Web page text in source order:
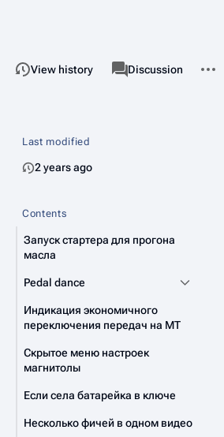
View history associated-pages
Page
Discussion
Last modified
2 years ago
Contents
Запуск стартера для прогона
масла
Pedal dance
Индикация экономичного
переключения передач на MT
Скрытое меню настроек
магнитолы
Если села батарейка в ключе
Несколько фичей в одном видео